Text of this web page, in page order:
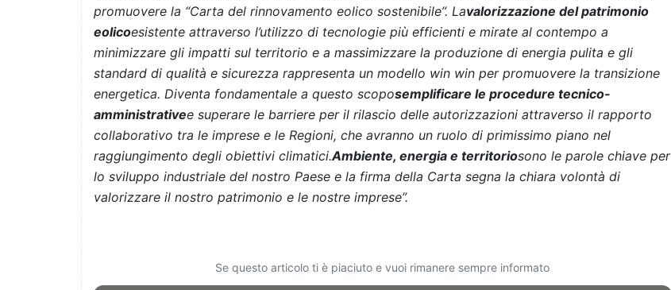
promuovere la “Carta del rinnovamento eolico sostenibile”. Lavalorizzazione del patrimonio
eolicoesistente attraverso l’utilizzo di tecnologie più efficienti e mirate al contempo a
minimizzare gli impatti sul territorio e a massimizzare la produzione di energia pulita e gli
standard di qualità e sicurezza rappresenta un modello win win per promuovere la transizione
energetica. Diventa fondamentale a questo scoposemplificare le procedure tecnico-
amministrativee superare le barriere per il rilascio delle autorizzazioni attraverso il rapporto
collaborativo tra le imprese e le Regioni, che avranno un ruolo di primissimo piano nel
raggiungimento degli obiettivi climatici.Ambiente, energia e territoriosono le parole chiave per
lo sviluppo industriale del nostro Paese e la firma della Carta segna la chiara volontà di
valorizzare il nostro patrimonio e le nostre imprese”.
Se questo articolo ti è piaciuto e vuoi rimanere sempre informato